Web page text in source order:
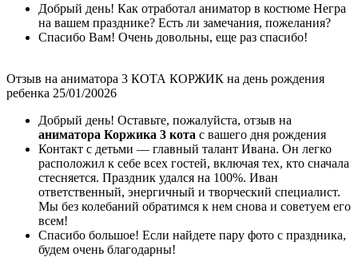
Добрый день! Как отработал аниматор в костюме Негра
на вашем празднике? Есть ли замечания, пожелания?
Спасибо Вам! Очень довольны, еще раз спасибо!
Отзыв на аниматора 3 КОТА КОРЖИК на день рождения
ребенка 25/01/20026
Добрый день! Оставьте, пожалуйста, отзыв на
аниматора Коржика 3 кота с вашего дня рождения
Контакт с детьми — главный талант Ивана. Он легко
расположил к себе всех гостей, включая тех, кто сначала
стесняется. Праздник удался на 100%. Иван
ответственный, энергичный и творческий специалист.
Мы без колебаний обратимся к нем снова и советуем его
всем!
Спасибо большое! Если найдете пару фото с праздника,
будем очень благодарны!